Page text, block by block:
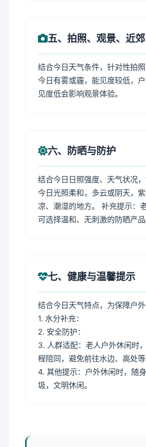
五、拍照、观景、近
结合今日天气条件，针对性拍
今日有雾或霾，能见度较低，
见度低会影响观景体验。
六、防晒与防护
结合今日日照强度、天气状况
今日光照柔和，多云或阴天，
凉、潮湿的地方。 补充提示：
可选择温和、无刺激的防晒产品
七、健康与温馨提示
结合今日天气特点，为保障户
1. 水分补充：
2. 安全防护：
3. 人群适配：老人户外休闲时
程陪同，避免前往水边、高处等
4. 其他提示：户外休闲时，随
圾，文明休闲。